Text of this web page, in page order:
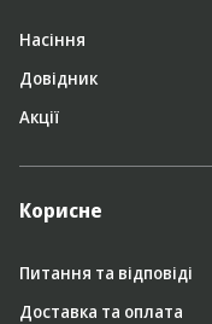
Насіння
Довідник
Акції
Корисне
Питання та відповіді
Доставка та оплата